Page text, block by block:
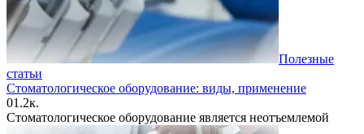
Полезные
статьи
Стоматологическое оборудование: виды, применение
01.2к.
Стоматологическое оборудование является неотъемлемой